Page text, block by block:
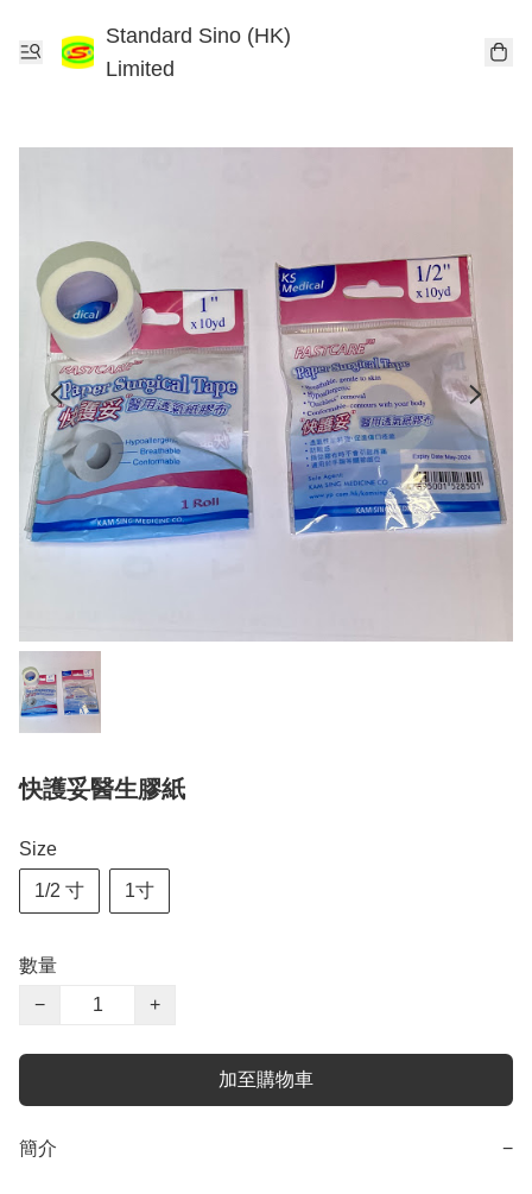
Standard Sino (HK)
Limited
快護妥醫生膠紙
Size
1/2 寸 1寸
數量
−
+
加至購物車
簡介 −